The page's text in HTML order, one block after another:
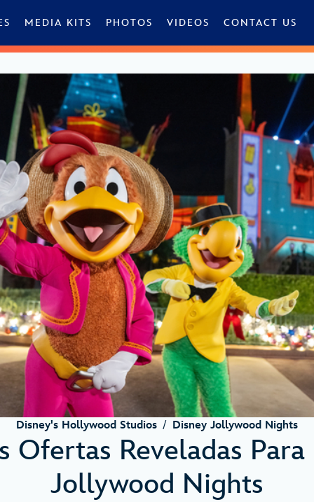
MEDIA KITS PHOTOS VIDEOS CONTACT US
Disney's Hollywood Studios / Disney Jollywood Nights
Ofertas Reveladas Para
Jollywood Nights